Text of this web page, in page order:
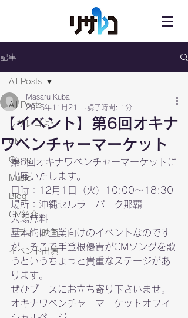
記事
All Posts
リサレコより
CM
Game
Music
Blog
CM紹介
ドラマ・映画
イベント出演
All Posts
【イベント】第6回オキナ
ワベンチャーマーケット
Masaru Kuba
2015年11月21日 読了時間: 1分
第6回オキナワベンチャーマーケットに
出展いたします。
日時：12月1日（火）10:00〜18:30
場所：沖縄セルラーパーク那覇
入場無料
基本的に企業向けのイベントなのです
が、そこで手登根優貴がCMソングを歌
うというちょっと貴重なステージがあ
ります。
ぜひブースにお立ち寄り下さいませ。
オキナワベンチャーマーケットオフィ